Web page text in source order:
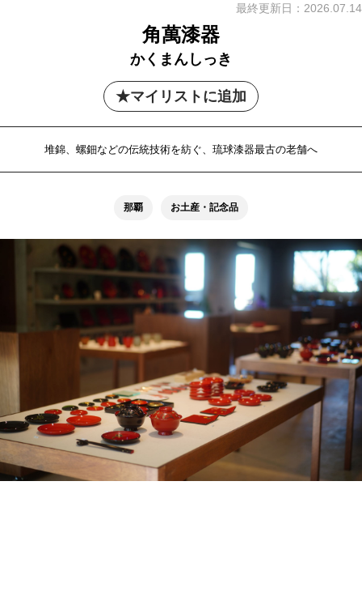
最終更新日： 2026.07.14
角萬漆器
かくまんしっき
マイリストに追加
堆錦、螺鈿などの伝統技術を紡ぐ、琉球漆器最古の老舗へ
那覇 お土産・記念品